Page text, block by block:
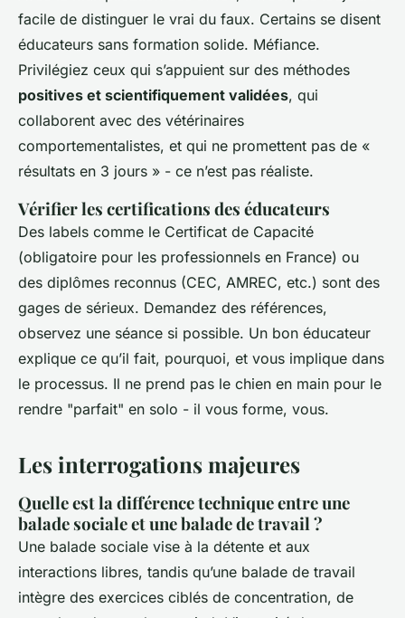
facile de distinguer le vrai du faux. Certains se disent
éducateurs sans formation solide. Méfiance.
Privilégiez ceux qui s’appuient sur des méthodes
positives et scientifiquement validées, qui
collaborent avec des vétérinaires
comportementalistes, et qui ne promettent pas de «
résultats en 3 jours » - ce n’est pas réaliste.
Vérifier les certifications des éducateurs
Des labels comme le Certificat de Capacité
(obligatoire pour les professionnels en France) ou
des diplômes reconnus (CEC, AMREC, etc.) sont des
gages de sérieux. Demandez des références,
observez une séance si possible. Un bon éducateur
explique ce qu’il fait, pourquoi, et vous implique dans
le processus. Il ne prend pas le chien en main pour le
rendre "parfait" en solo - il vous forme, vous.
Les interrogations majeures
Quelle est la différence technique entre une
balade sociale et une balade de travail ?
Une balade sociale vise à la détente et aux
interactions libres, tandis qu’une balade de travail
intègre des exercices ciblés de concentration, de